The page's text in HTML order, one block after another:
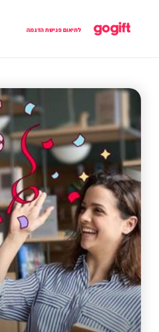
לתיאום פגישת הדגמה